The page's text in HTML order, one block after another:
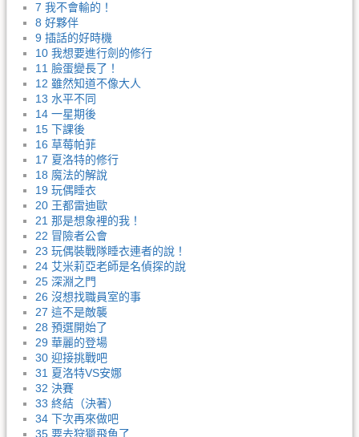
7 我不會輸的！
8 好夥伴
9 插話的好時機
10 我想要進行劍的修行
11 臉蛋變長了！
12 雖然知道不像大人
13 水平不同
14 一星期後
15 下課後
16 草莓帕菲
17 夏洛特的修行
18 魔法的解說
19 玩偶睡衣
20 王都雷迪歐
21 那是想象裡的我！
22 冒險者公會
23 玩偶裝戰隊睡衣連者的說！
24 艾米莉亞老師是名偵探的說
25 深淵之門
26 沒想找職員室的事
27 這不是敵襲
28 預選開始了
29 華麗的登場
30 迎接挑戰吧
31 夏洛特VS安娜
32 決賽
33 終結（決著）
34 下次再來做吧
35 要去狩獵飛魚了